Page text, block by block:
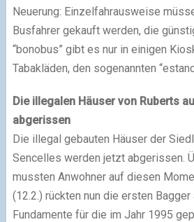
Neuerung: Einzelfahrausweise
Busfahrer gekauft werden, die
“bonobus” gibt es nur in einigen
Tabakläden, den sogenannten
Die illegalen Häuser von Ruberts
abgerissen
Die illegal gebauten Häuser der
Sencelles werden jetzt abgerissen.
mussten Anwohner auf diesen
(12.2.) rückten nun die ersten Bagger
Fundamente für die im Jahr 1995